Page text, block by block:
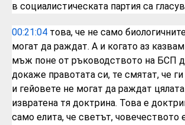
в социалистическата партия са
00:21:04 това, че не само
могат да раждат. А и когато аз
мъж поне от ръководството на БСП
докаже правотата си, те смятат, че ги
и гейовете не могат да раждат
извратена тя доктрина. Това е
само елита, че светът, човечеството